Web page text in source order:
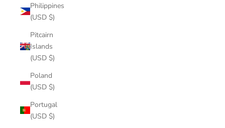
Philippines
(USD $)
Pitcairn
Islands
(USD $)
Poland
(USD $)
Portugal
(USD $)